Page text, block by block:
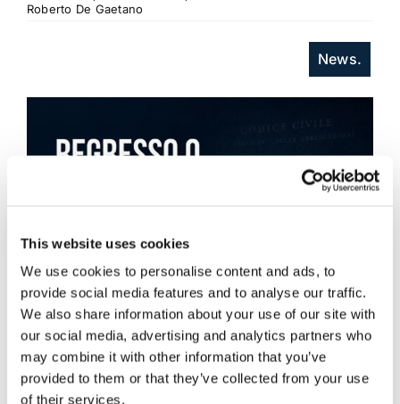
This website uses cookies
We use cookies to personalise content and ads, to
provide social media features and to analyse our traffic.
We also share information about your use of our site with
our social media, advertising and analytics partners who
may combine it with other information that you’ve
provided to them or that they’ve collected from your use
of their services.
Roberto De Gaetano
News.